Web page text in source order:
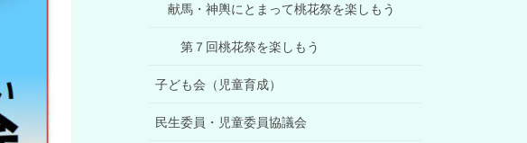
献馬・神輿にとまって桃花祭を楽しもう
第７回桃花祭を楽しもう
子ども会（児童育成）
民生委員・児童委員協議会